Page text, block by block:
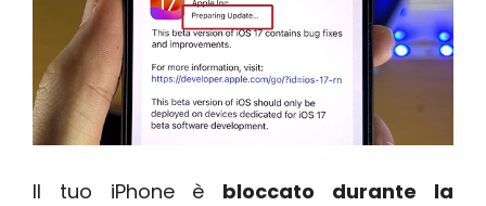
Il tuo iPhone è bloccato durante la